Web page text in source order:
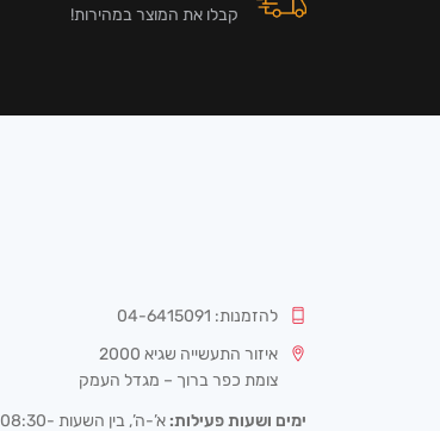
קבלו את המוצר במהירות!
להזמנות: 04-6415091
איזור התעשייה שגיא 2000
צומת כפר ברוך – מגדל העמק
ימים ושעות פעילות:
א’-ה’, בין השעות 08:30-